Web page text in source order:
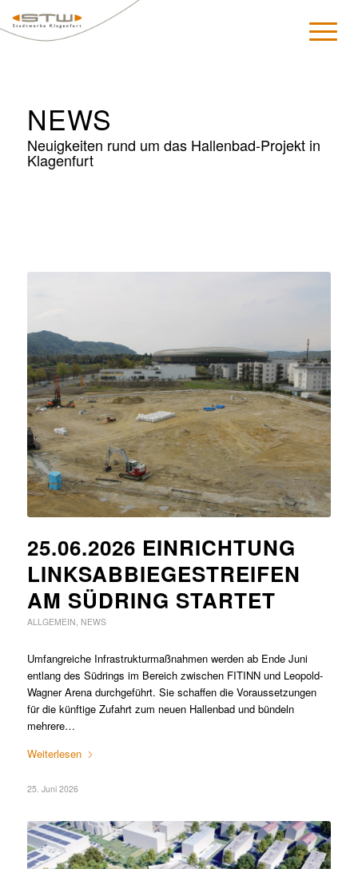
NEWS
Neuigkeiten rund um das Hallenbad-Projekt in
Klagenfurt
25.06.2026 EINRICHTUNG
LINKSABBIEGESTREIFEN
AM SÜDRING STARTET
ALLGEMEIN, NEWS
Umfangreiche Infrastrukturmaßnahmen werden ab Ende Juni
entlang des Südrings im Bereich zwischen FITINN und Leopold-
Wagner Arena durchgeführt. Sie schaffen die Voraussetzungen
für die künftige Zufahrt zum neuen Hallenbad und bündeln
mehrere…
Weiterlesen
25. Juni 2026